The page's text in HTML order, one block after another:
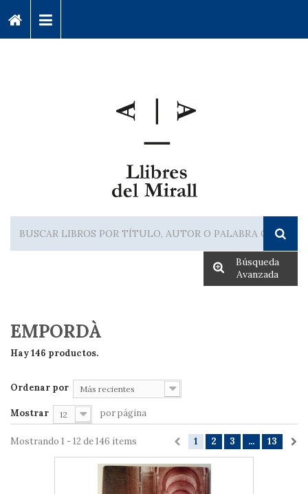
Búsqueda
Avanzada
EMPORDÀ
Hay 146 productos.
Ordenar por Más recientes
Mostrar 12 por página
1 2 3 ... 13
Mostrando 1 - 12 de 146 items